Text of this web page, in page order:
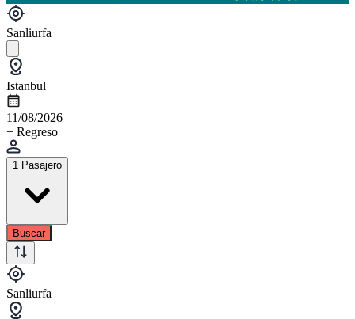
Sanliurfa
Istanbul
11/08/2026
+ Regreso
1 Pasajero
Buscar
Sanliurfa